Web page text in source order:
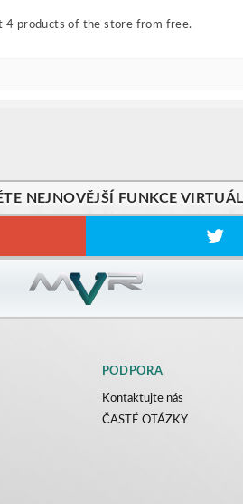
4 products of the store from free.
NEJNOVĚJŠÍ FUNKCE
PODPORA
Kontaktujte nás
ČASTÉ OTÁZKY